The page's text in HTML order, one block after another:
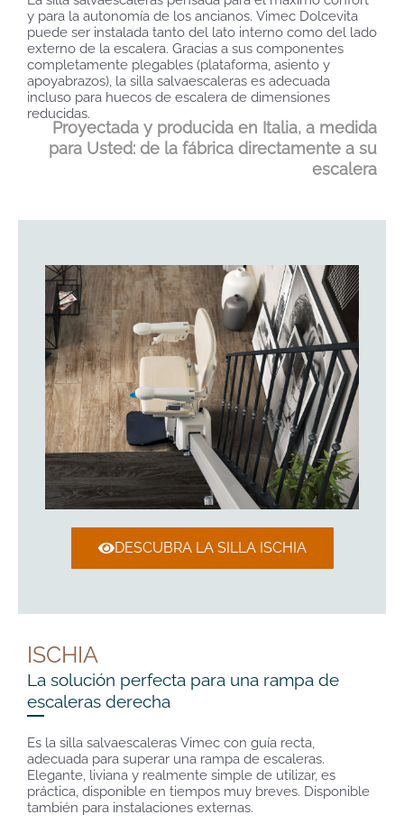
y para la autonomía de los ancianos. Vimec Dolcevita
puede ser instalada tanto del lato interno como del lado
externo de la escalera. Gracias a sus componentes
completamente plegables (plataforma, asiento y
apoyabrazos), la silla salvaescaleras es adecuada
incluso para huecos de escalera de dimensiones
reducidas.
Proyectada y producida en Italia, a medida
para Usted: de la fábrica directamente a su
escalera
DESCUBRA LA SILLA ISCHIA
ISCHIA
La solución perfecta para una rampa de
escaleras derecha
Es la silla salvaescaleras Vimec con guía recta,
adecuada para superar una rampa de escaleras.
Elegante, liviana y realmente simple de utilizar, es
práctica, disponible en tiempos muy breves. Disponible
también para instalaciones externas.